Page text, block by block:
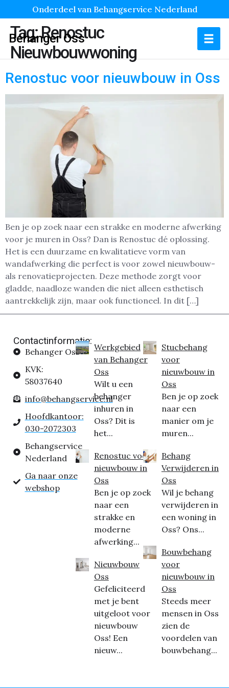
Onderdeel van Behangservice Nederland
Behanger Oss
Tag:Renostuc
Nieuwbouwwoning
Renostuc voor nieuwbouw in Oss
Ben je op zoek naar een strakke en moderne afwerking
voor je muren in Oss? Dan is Renostuc dé oplossing.
Het is een duurzame en kwalitatieve vorm van
wandafwerking die perfect is voor zowel nieuwbouw-
als renovatieprojecten. Deze methode zorgt voor
gladde, naadloze wanden die niet alleen esthetisch
aantrekkelijk zijn, maar ook functioneel. In dit […]
Contactinformatie:
Behanger Oss
KVK:
58037640
info@behangservice.nl
Hoofdkantoor:
030-2072303
Behangservice
Nederland
Ga naar onze
webshop
Werkgebied
van Behanger
Oss
Wilt u een
behanger
inhuren in
Oss? Dit is
het...
Renostuc voor
nieuwbouw in
Oss
Ben je op zoek
naar een
strakke en
moderne
afwerking...
Nieuwbouw
Oss
Gefeliciteerd
met je bent
uitgeloot voor
nieuwbouw
Oss! Een
nieuw...
Stucbehang
voor
nieuwbouw in
Oss
Ben je op zoek
naar een
manier om je
muren...
Behang
Verwijderen in
Oss
Wil je behang
verwijderen in
een woning in
Oss? Ons...
Bouwbehang
voor
nieuwbouw in
Oss
Steeds meer
mensen in Oss
zien de
voordelen van
bouwbehang...